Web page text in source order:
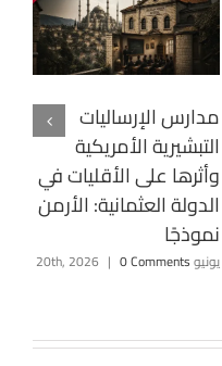
مدارس الإرساليات
التبشيرية الأمريكية
وأثرها على الأقليات في
الدولة العثمانية: الأرمن
نموذجًا
يونيو 20th, 2026 | 0 Comments